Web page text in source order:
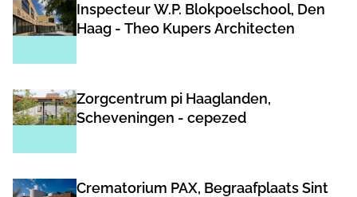
Inspecteur W.P. Blokpoelschool, Den
Haag - Theo Kupers Architecten
Zorgcentrum pi Haaglanden,
Scheveningen - cepezed
Crematorium PAX, Begraafplaats Sint